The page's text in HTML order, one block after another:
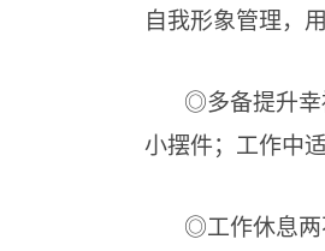
自我形象管理，
◎多备提升幸
小摆件；工作中
◎工作休息两